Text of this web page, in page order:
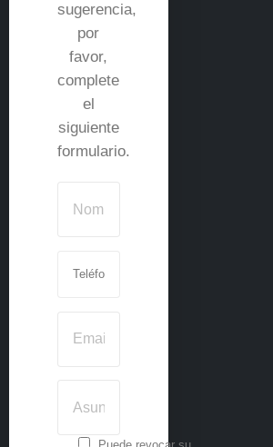
sugerencia,
por
favor,
complete
el
siguiente
formulario.